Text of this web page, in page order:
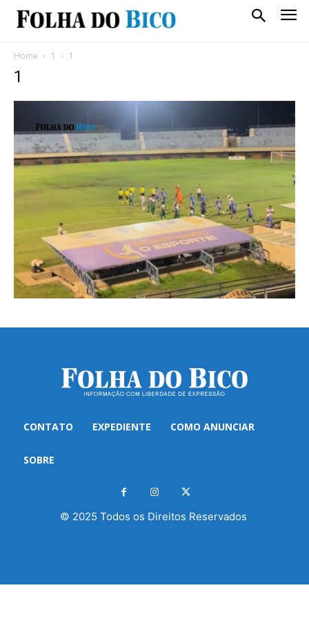
Home 1 1
1
CONTATO EXPEDIENTE COMO ANUNCIAR
SOBRE
© 2025 Todos os Direitos Reservados